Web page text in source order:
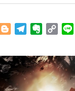
Plurk BloggerTelegramEvernote
Copy